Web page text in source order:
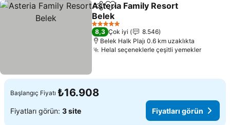
PaylaşFavorilerime ekle
Asteria Family Resort
Belek
Fiyatları görün
5 Yıldız
8,3 Çok iyi
8.546
Belek Halk Plajı 0.6 km uzaklıkta
Helal seçeneklerle çeşitli yemekler
Başlangıç Fiyatı ₺16.908
Fiyatları görün: 3 site Fiyatları görün